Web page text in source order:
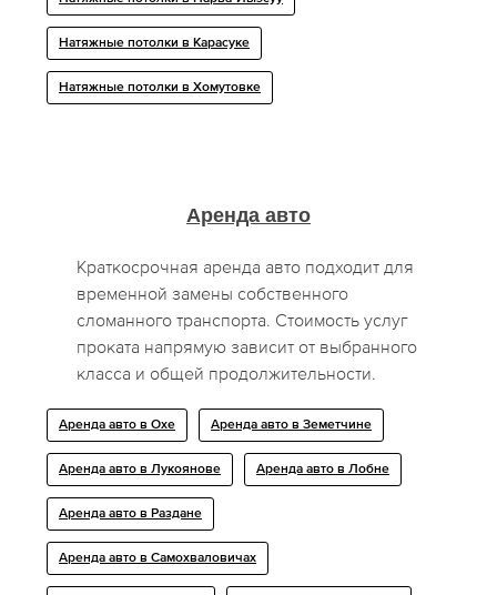
Натяжные потолки в Карасуке
Натяжные потолки в Хомутовке
Аренда авто
Краткосрочная аренда авто подходит для
временной замены собственного
сломанного транспорта. Стоимость услуг
проката напрямую зависит от выбранного
класса и общей продолжительности.
Аренда авто в Охе Аренда авто в Земетчине
Аренда авто в Лукоянове Аренда авто в Лобне
Аренда авто в Раздане
Аренда авто в Самохваловичах